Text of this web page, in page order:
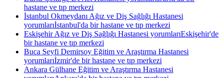
hastane ve tıp merkezi
İstanbul Okmeydanı Ağız ve Diş Sağlığı Hastanesi
yorumlarıİstanbul'da bir hastane ve tıp merkezi
Eskişehir Ağız ve Diş Sağlığı Hastanesi yorumlarıEskişehir'de
bir hastane ve tıp merkezi
Buca Seyfi Demirsoy Eğitim ve Araştırma Hastanesi
yorumlarıİzmir'de bir hastane ve tıp merkezi
Ankara Gülhane Eğitim ve Araştırma Hastanesi